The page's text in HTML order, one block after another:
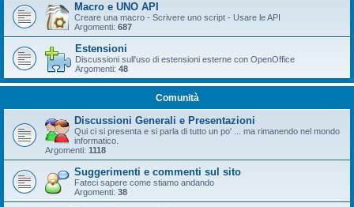
Macro e UNO API
Creare una macro - Scrivere uno script - Usare le API
Argomenti: 687
Estensioni
Discussioni sull'uso di estensioni esterne con OpenOffice
Argomenti: 48
Comunità
Discussioni Generali e Presentazioni
Qui ci si presenta e si parla di tutto un po' ... ma rimanendo nel mondo
informatico.
Argomenti: 1118
Suggerimenti e commenti sul sito
Fateci sapere come stiamo andando
Argomenti: 38